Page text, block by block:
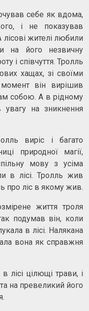
себе як вдома,
і не показував
жителі любили
на його незвичну
і співчуття. Тролль
хащах, зі своїми
він вирішив
собою. А в рідному
увагу на зникнення
виріс і багато
природної магії,
мову з усіма
в лісі. Тролль жив
про ліс в якому жив.
життя троля
подумав він, коли
в лісі. Налякана
вона як справжня
лісі цілющі трави, і
на превеликий його